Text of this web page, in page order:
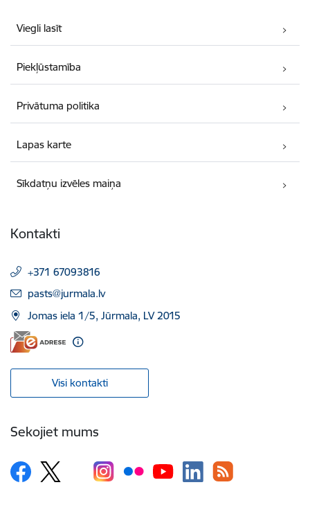
Viegli lasīt
Piekļūstamība
Privātuma politika
Lapas karte
Sīkdatņu izvēles maiņa
Kontakti
+371 67093816
E-pasts:
pasts@jurmala.lv
Jomas iela 1/5, Jūrmala, LV 2015
Visi kontakti
Sekojiet mums